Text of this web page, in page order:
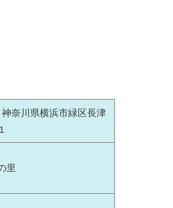
奈川県横浜市緑区長津
里